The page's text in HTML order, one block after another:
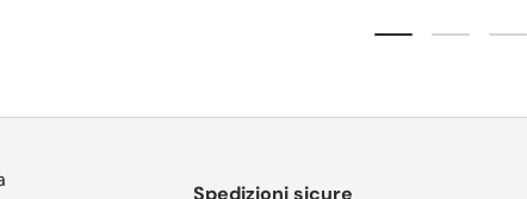
Carica slide 1 di
Carica